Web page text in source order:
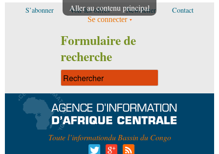
Aller au contenu principal
S’abonner Voir les offres Newsletter Contact
Se connecter
Formulaire de
recherche
Toute l’informationdu Bassin du Congo